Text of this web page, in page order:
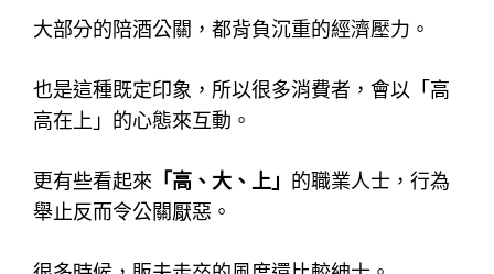
大部分的陪酒公關，都背負沉重的經濟壓力。
也是這種既定印象，所以很多消費者，會以「高
高在上」的心態來互動。
更有些看起來 「高、大、上」 的職業人士，行為
舉止反而令公關厭惡。